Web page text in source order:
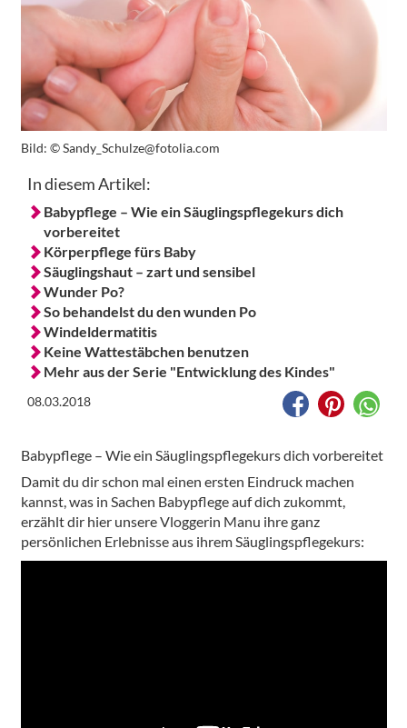
Bild: © Sandy_Schulze@fotolia.com
In diesem Artikel:
Babypflege – Wie ein Säuglingspflegekurs dich
vorbereitet
Körperpflege fürs Baby
Säuglingshaut – zart und sensibel
Wunder Po?
So behandelst du den wunden Po
Windeldermatitis
Keine Wattestäbchen benutzen
Mehr aus der Serie "Entwicklung des Kindes"
08.03.2018
Babypflege – Wie ein Säuglingspflegekurs dich vorbereitet
Damit du dir schon mal einen ersten Eindruck machen
kannst, was in Sachen Babypflege auf dich zukommt,
erzählt dir hier unsere Vloggerin Manu ihre ganz
persönlichen Erlebnisse aus ihrem Säuglingspflegekurs: